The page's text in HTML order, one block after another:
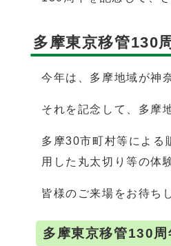
多摩東京移管130
今年は、多摩地域が神
それを記念して、多摩
多摩30市町村等による
用した丸太切り等の体
皆様のご来場をお待ち
多摩東京移管130周